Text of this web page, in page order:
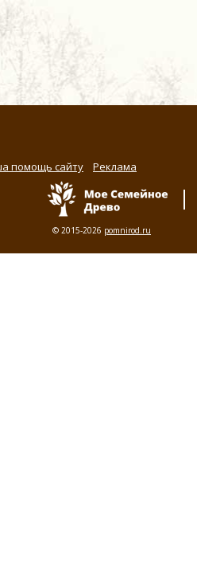
помощь сайту Реклама
© 2015-2026 pomnirod.ru